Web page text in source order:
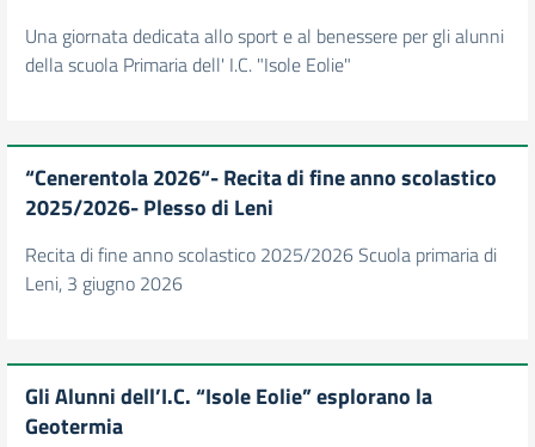
Una giornata dedicata allo sport e al benessere per gli alunni
della scuola Primaria dell' I.C. "Isole Eolie"
“Cenerentola 2026“- Recita di fine anno scolastico
2025/2026- Plesso di Leni
Recita di fine anno scolastico 2025/2026 Scuola primaria di
Leni, 3 giugno 2026
Gli Alunni dell’I.C. “Isole Eolie” esplorano la
Geotermia